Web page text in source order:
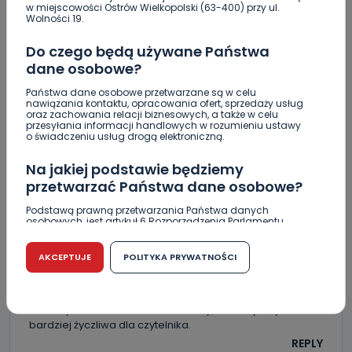
w miejscowości Ostrów Wielkopolski (63-400) przy ul.
Wolności 19.
Do czego będą używane Państwa
dane osobowe?
Państwa dane osobowe przetwarzane są w celu
nawiązania kontaktu, opracowania ofert, sprzedaży usług
oraz zachowania relacji biznesowych, a także w celu
przesyłania informacji handlowych w rozumieniu ustawy
o świadczeniu usług drogą elektroniczną.
Na jakiej podstawie będziemy
przetwarzać Państwa dane osobowe?
Podstawą prawną przetwarzania Państwa danych
osobowych, jest artykuł 6 Rozporządzenia Parlamentu
r. w sprawie ochrony osób fizycznych w związku z
przetwarzaniem danych osobowych w sprawie
swobodnego przepływu takich danych oraz uchylenia
dyrektywy 95/46/WE (RODO).
Czy jest możliwość cofnięcia zgody?
Podanie danych osobowych jest dobrowolne, nie jest
wymogiem ustawowym lub umownym oraz nie stanowi
AKCEPTUJE POLITYKA PRYWATNOŚCI
moze z Jarocina ktos??? he he
A Anonim
Nowy szef to Ostrowianin z krwi i kości…. Nie da się
zaprzeczyć, że nawet będąc poza naszym miastem nie
kultury, łącząc to z wiedzą ekonomisty, co dla menegera
dzisiaj diablo istotne. Powodzenia Panie Jarku !
Pana dyrektora odmłodzenia kadry, która byłaby
bardziej życzliwa dla czytelnika.
REPLY